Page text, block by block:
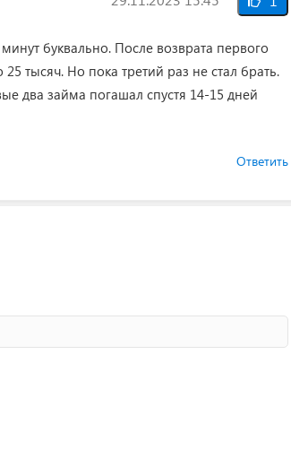
буквально. После возврата первого
тысяч. Но пока третий раз не стал брать.
два займа погашал спустя 14-15 дней
Ответить